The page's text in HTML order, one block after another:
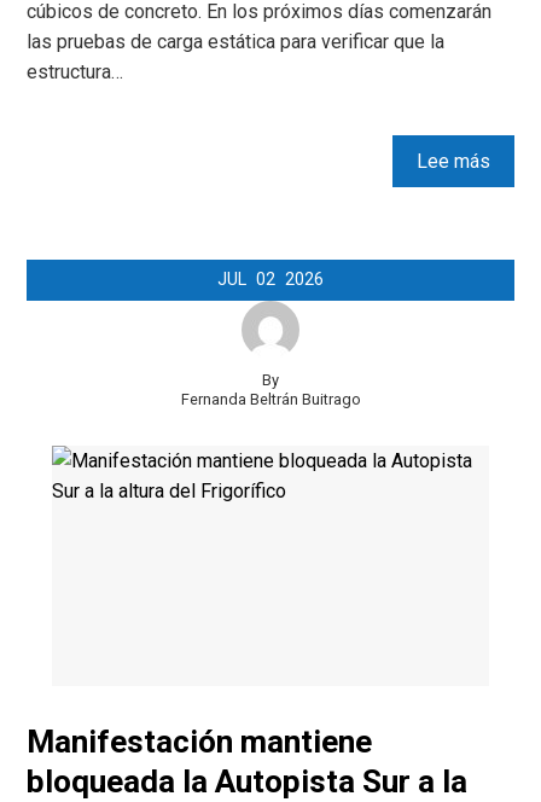
cúbicos de concreto. En los próximos días comenzarán
las pruebas de carga estática para verificar que la
estructura…
Lee más
JUL 02 2026
By
Fernanda Beltrán Buitrago
Manifestación mantiene
bloqueada la Autopista Sur a la